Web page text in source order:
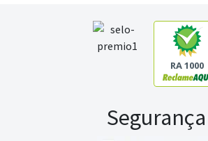
RA 1000
Segurança